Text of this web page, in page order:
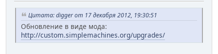
Цитата: digger от 17 декабря 2012, 19:30:51
Обновление в виде мода:
http://custom.simplemachines.org/upgrades/